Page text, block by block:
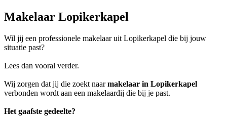
Makelaar Lopikerkapel
Wil jij een professionele makelaar uit Lopikerkapel die bij jouw
situatie past?
Lees dan vooral verder.
Wij zorgen dat jij die zoekt naarmakelaar in Lopikerkapel
verbonden wordt aan een makelaardij die bij je past.
Het gaafste gedeelte?